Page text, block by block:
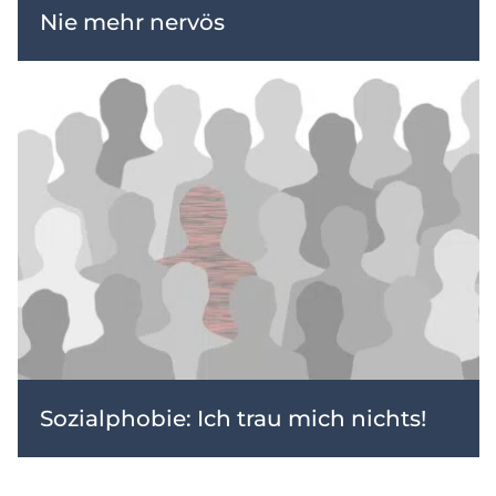
Nie mehr nervös
Sozialphobie: Ich trau mich nichts!